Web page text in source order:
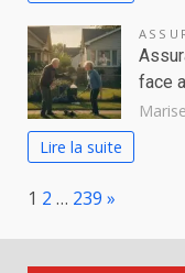
face
Marise
Lire la suite
Page:
1 2 … 239 Next
»